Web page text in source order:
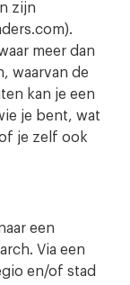
zijn
meer dan
waarvan de
kan je een
je bent, wat
je zelf ook
een
Via een
en/of stad